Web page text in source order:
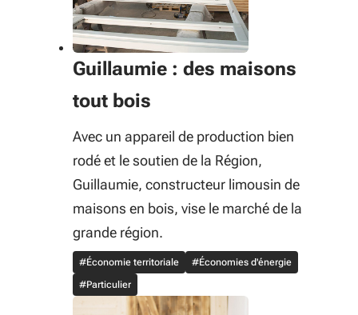
Guillaumie : des maisons
tout bois
Avec un appareil de production bien
rodé et le soutien de la Région,
Guillaumie, constructeur limousin de
maisons en bois, vise le marché de la
grande région.
#Économie territoriale
#Économies d'énergie
#Particulier